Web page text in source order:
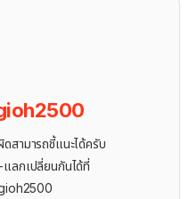
สามารถชี้แนะได้ครับ
ลกเปลี่ยนกันได้ที่